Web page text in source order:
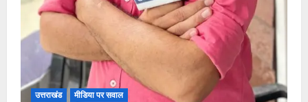
उत्तराखंड मीडिया पर सवाल